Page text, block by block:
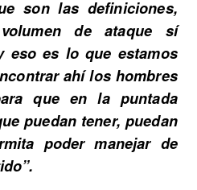
son las definiciones,
de ataque sí
eso es lo que estamos
ahí los hombres
que en la puntada
puedan tener, puedan
poder manejar de